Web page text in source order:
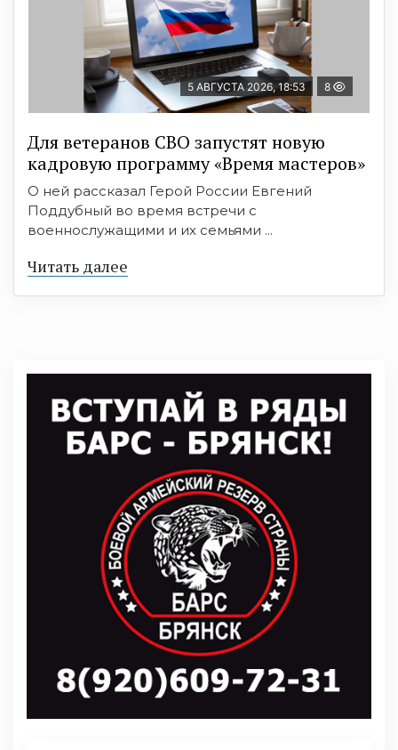
5 АВГУСТА 2026, 18:53 8
Для ветеранов СВО запустят новую
кадровую программу «Время мастеров»
О ней рассказал Герой России Евгений
Поддубный во время встречи с
военнослужащими и их семьями ...
Читать далее